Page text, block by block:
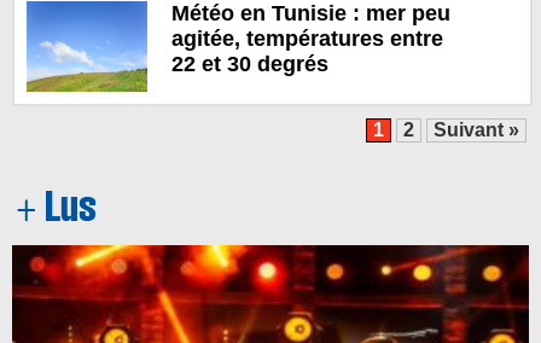
Météo en Tunisie : mer peu
agitée, températures entre
22 et 30 degrés
1 2 Suivant »